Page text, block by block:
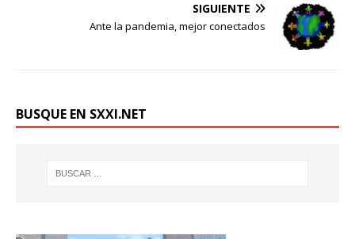
SIGUIENTE
Ante la pandemia, mejor conectados
BUSQUE EN SXXI.NET